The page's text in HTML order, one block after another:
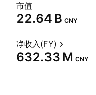
市值
‪22.64 B‬ CNY
净收入(FY)
‪632.33 M‬ CNY